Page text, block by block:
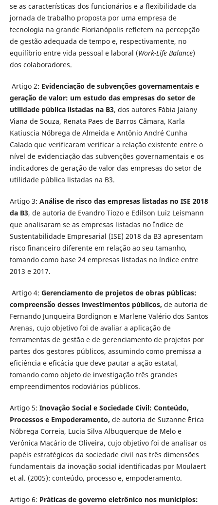
se as características dos funcionários e a flexibilidade da
jornada de trabalho proposta por uma empresa de
tecnologia na grande Florianópolis refletem na percepção
de gestão adequada de tempo e, respectivamente, no
equilíbrio entre vida pessoal e laboral (Work-Life Balance)
dos colaboradores.
Artigo 2: Evidenciação de subvenções governamentais e
geração de valor: um estudo das empresas do setor de
utilidade pública listadas na B3, dos autores Fábia Jaiany
Viana de Souza, Renata Paes de Barros Câmara, Karla
Katiuscia Nóbrega de Almeida e Antônio André Cunha
Calado que verificaram verificar a relação existente entre o
nível de evidenciação das subvenções governamentais e os
indicadores de geração de valor das empresas do setor de
utilidade pública listadas na B3.
Artigo 3: Análise de risco das empresas listadas no ISE 2018
da B3, de autoria de Evandro Tiozo e Edilson Luiz Leismann
que analisaram se as empresas listadas no Índice de
Sustentabilidade Empresarial (ISE) 2018 da B3 apresentam
risco financeiro diferente em relação ao seu tamanho,
tomando como base 24 empresas listadas no índice entre
2013 e 2017.
Artigo 4: Gerenciamento de projetos de obras públicas:
compreensão desses investimentos públicos, de autoria de
Fernando Junqueira Bordignon e Marlene Valério dos Santos
Arenas, cujo objetivo foi de avaliar a aplicação de
ferramentas de gestão e de gerenciamento de projetos por
partes dos gestores públicos, assumindo como premissa a
eficiência e eficácia que deve pautar a ação estatal,
tomando como objeto de investigação três grandes
empreendimentos rodoviários públicos.
Artigo 5: Inovação Social e Sociedade Civil: Conteúdo,
Processos e Empoderamento, de autoria de Suzanne Érica
Nóbrega Correia, Lucia Silva Albuquerque de Melo e
Verônica Macário de Oliveira, cujo objetivo foi de analisar os
papéis estratégicos da sociedade civil nas três dimensões
fundamentais da inovação social identificadas por Moulaert
et al. (2005): conteúdo, processo e, empoderamento.
Artigo 6: Práticas de governo eletrônico nos municípios: